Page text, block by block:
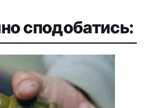
сподобатись: